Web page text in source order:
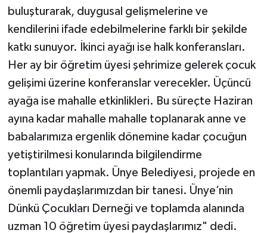
buluşturarak, duygusal gelişmelerine ve
kendilerini ifade edebilmelerine farklı bir şekilde
katkı sunuyor. İkinci ayağı ise halk konferansları.
Her ay bir öğretim üyesi şehrimize gelerek çocuk
gelişimi üzerine konferanslar verecekler. Üçüncü
ayağa ise mahalle etkinlikleri. Bu süreçte Haziran
ayına kadar mahalle mahalle toplanarak anne ve
babalarımıza ergenlik dönemine kadar çocuğun
yetiştirilmesi konularında bilgilendirme
toplantıları yapmak. Ünye Belediyesi, projede en
önemli paydaşlarımızdan bir tanesi. Ünye’nin
Dünkü Çocukları Derneği ve toplamda alanında
uzman 10 öğretim üyesi paydaşlarımız" dedi.